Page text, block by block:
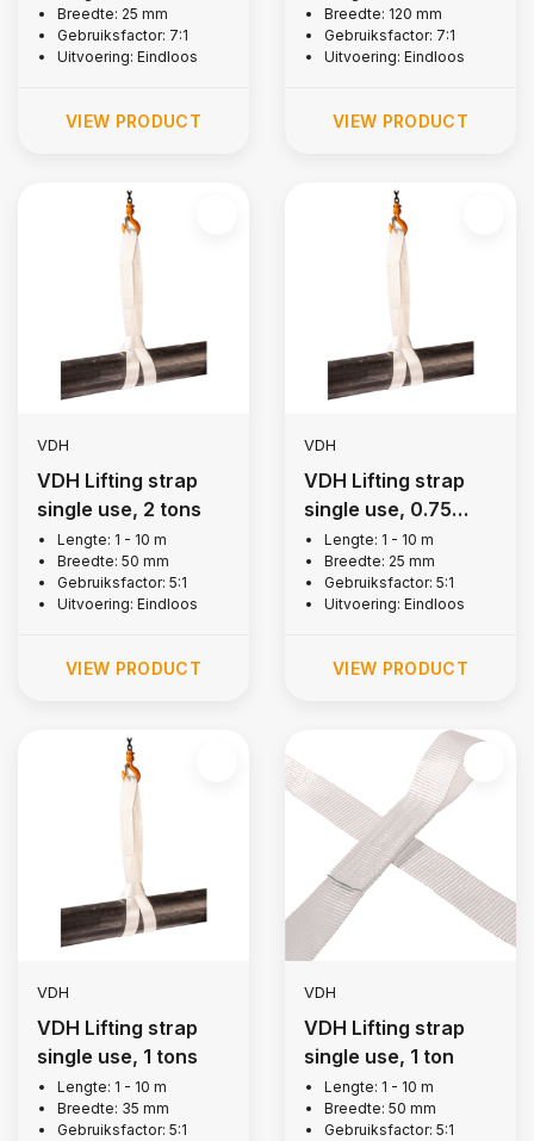
Breedte: 25 mm
Gebruiksfactor: 7:1
Uitvoering: Eindloos
VIEW PRODUCT
Breedte: 120 mm
Gebruiksfactor: 7:1
Uitvoering: Eindloos
VIEW PRODUCT
VDH
VDH Lifting strap
single use, 2 tons
Lengte: 1 - 10 m
Breedte: 50 mm
Gebruiksfactor: 5:1
Uitvoering: Eindloos
VIEW PRODUCT
VDH
VDH Lifting strap
single use, 0.75
tonsLengte: 1 - 10 m
Breedte: 25 mm
Gebruiksfactor: 5:1
Uitvoering: Eindloos
VIEW PRODUCT
VDH
VDH Lifting strap
single use, 1 tons
Lengte: 1 - 10 m
Breedte: 35 mm
Gebruiksfactor: 5:1
VDH
VDH Lifting strap
single use, 1 ton
Lengte: 1 - 10 m
Breedte: 50 mm
Gebruiksfactor: 5:1